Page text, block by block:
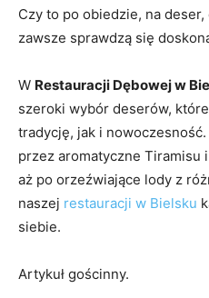
Czy to po obiedzie, na
zawsze sprawdzą się
W Restauracji Dębowej w
szeroki wybór deserów,
tradycję, jak i
przez aromatyczne Tiramisu
aż po orzeźwiające lody z
naszej restauracji w Bielsku
siebie.
Artykuł gościnny.